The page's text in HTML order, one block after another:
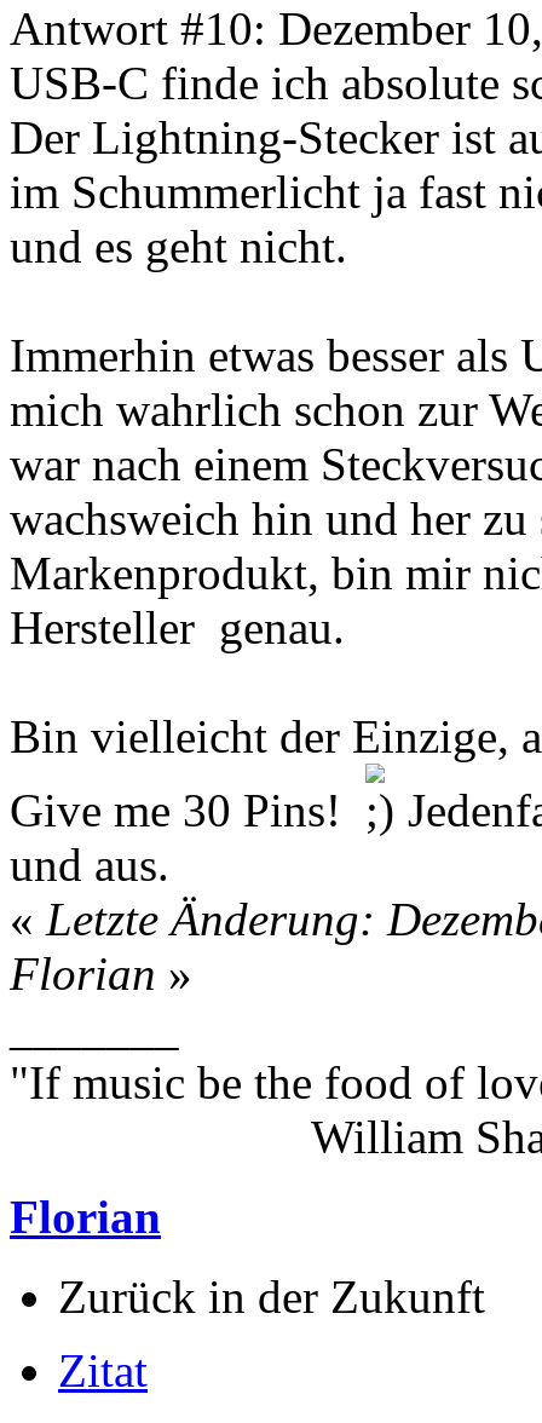
Antwort #10: Dezember
USB-C finde ich absolute
Der Lightning-Stecker ist
im Schummerlicht ja fast
und es geht nicht.
Immerhin etwas besser
mich wahrlich schon zur
war nach einem
wachsweich hin und her
Markenprodukt, bin mir
Hersteller genau.
Bin vielleicht der Einzige,
Give me 30 Pins!
und aus.
« Letzte Änderung:
Florian »
"If music be the food of
William
Florian
Zurück in der Zukunft
Zitat